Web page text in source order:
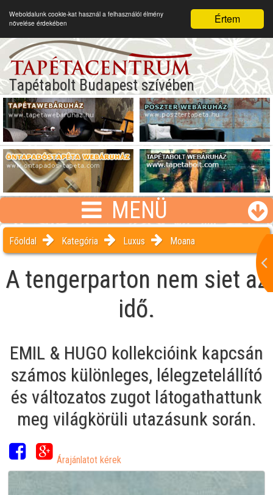
Értem
Weboldalunk cookie-kat használ a felhasználói élmény
növelése érdekében
Tapétabolt Budapest szívében
MENÜ
Főoldal Kategória Luxus Moana
A tengerparton nem siet az
idő.
EMIL & HUGO kollekcióink kapcsán
számos különleges, lélegzetelállító
és változatos zugot látogathattunk
meg világkörüli utazásunk során.
Árajánlatot kérek